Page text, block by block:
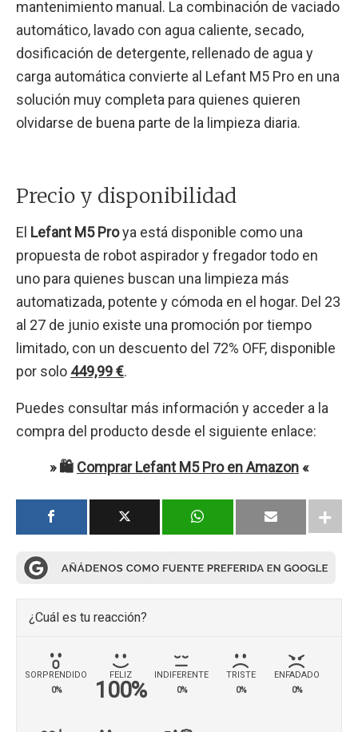
mantenimiento manual. La combinación de vaciado
automático, lavado con agua caliente, secado,
dosificación de detergente, rellenado de agua y
carga automática convierte al Lefant M5 Pro en una
solución muy completa para quienes quieren
olvidarse de buena parte de la limpieza diaria.
Precio y disponibilidad
El Lefant M5 Proya está disponible como una
propuesta de robot aspirador y fregador todo en
uno para quienes buscan una limpieza más
automatizada, potente y cómoda en el hogar. Del 23
al 27 de junio existe una promoción por tiempo
limitado, con un descuento del 72% OFF, disponible
por solo 449,99 €.
Puedes consultar más información y acceder a la
compra del producto desde el siguiente enlace:
» 🛍️ Comprar Lefant M5 Pro en Amazon«
¿Cuál es tu reacción?
SORPRENDIDO
0%
FELIZ
100%
INDIFERENTE
0%
TRISTE
0%
ENFADADO
0%